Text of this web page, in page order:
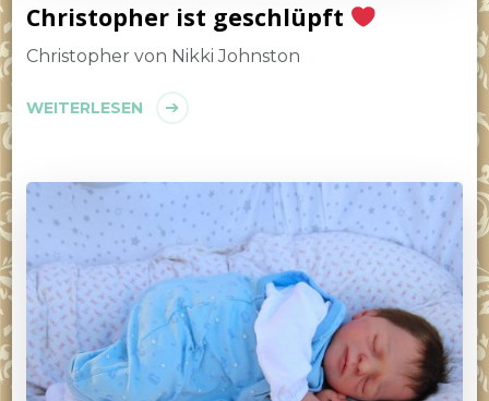
Christopher ist geschlüpft
Christopher von Nikki Johnston
WEITERLESEN